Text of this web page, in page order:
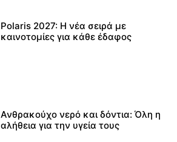
Polaris 2027: Η νέα σειρά με
καινοτομίες για κάθε έδαφος
Ανθρακούχο νερό και δόντια: Όλη η
αλήθεια για την υγεία τους